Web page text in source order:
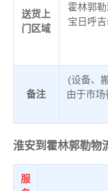
送货上
门区域
霍林郭
宝日呼
备注
(设备、
由于市
淮安到霍林郭勒物
服